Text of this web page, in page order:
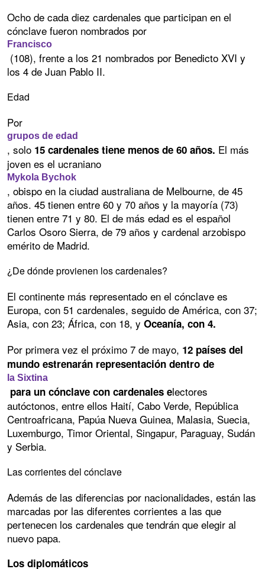
Ocho de cada diez cardenales que participan en el
cónclave fueron nombrados por
Francisco
(108), frente a los 21 nombrados por Benedicto XVI y
los 4 de Juan Pablo II.
Edad
Por
grupos de edad
, solo 15 cardenales tiene menos de 60 años. El más
joven es el ucraniano
Mykola Bychok
, obispo en la ciudad australiana de Melbourne, de 45
años. 45 tienen entre 60 y 70 años y la mayoría (73)
tienen entre 71 y 80. El de más edad es el español
Carlos Osoro Sierra, de 79 años y cardenal arzobispo
emérito de Madrid.
¿De dónde provienen los cardenales?
El continente más representado en el cónclave es
Europa, con 51 cardenales, seguido de América, con 37;
Asia, con 23; África, con 18, y Oceanía, con 4.
Por primera vez el próximo 7 de mayo, 12 países del
mundo estrenarán representación dentro de
la Sixtina
para un cónclave con cardenales electores
autóctonos, entre ellos Haití, Cabo Verde, República
Centroafricana, Papúa Nueva Guinea, Malasia, Suecia,
Luxemburgo, Timor Oriental, Singapur, Paraguay, Sudán
y Serbia.
Las corrientes del cónclave
Además de las diferencias por nacionalidades, están las
marcadas por las diferentes corrientes a las que
pertenecen los cardenales que tendrán que elegir al
nuevo papa.
Los diplomáticos